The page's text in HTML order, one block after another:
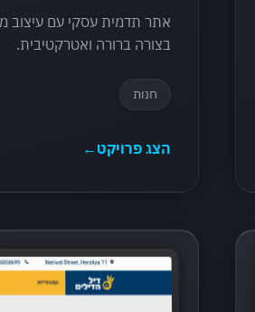
אתר תדמית עסקי עם עיצוב
בצורה ברורה ואטרקטיבית.
חנות
הצג פרויקט ←